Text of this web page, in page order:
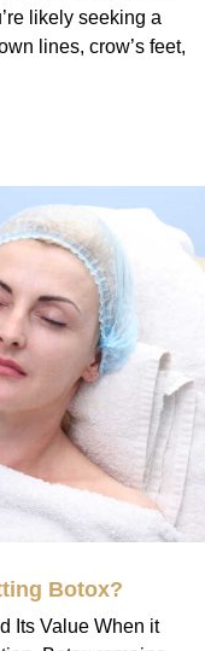
likely seeking a
lines, crow’s feet,
Botox?
Its Value When it